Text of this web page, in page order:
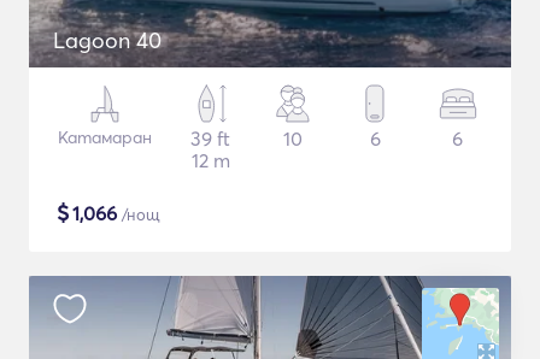
Lagoon 40
Катамаран
39 ft
12 m
10 6 6
$1,066 /нощ